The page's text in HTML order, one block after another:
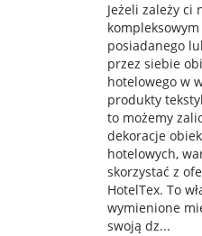
Jeżeli zależy ci
posiadanego
przez siebie
hotelowego w
produkty
to możemy
dekoracje
hotelowych,
skorzystać z
HotelTex. To
wymienione
swoją dz...